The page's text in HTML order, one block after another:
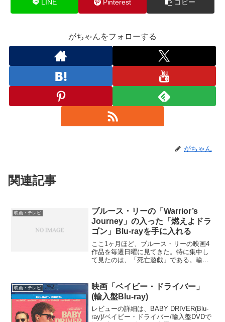
LINE Pinterest コピー
がちゃんをフォローする
がちゃん
関連記事
映画・テレビ
ブルース・リーの「Warrior’s
Journey」の入った「燃えよドラ
ゴン」Blu-rayを手に入れる
ここ1ヶ月ほど、ブルース・リーの映画4
作品を毎週日曜に見てきた。特に集中し
て見たのは、「死亡遊戯」である。輸入
亡的遊戯」のブルース・リーの格闘シー
ン...
映画・テレビ
映画「ベイビー・ドライバー」
(輸入盤Blu-ray)
レビューの詳細は、BABY DRIVER(Blu-
ray)/ベイビー・ドライバー/輸入盤DVDで